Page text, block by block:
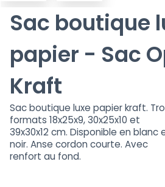
Sac boutique
papier - Sac
Kraft
Sac boutique luxe papier kraft.
formats 18x25x9, 30x25x10 et
39x30x12 cm. Disponible en blanc
noir. Anse cordon courte. Avec
renfort au fond.